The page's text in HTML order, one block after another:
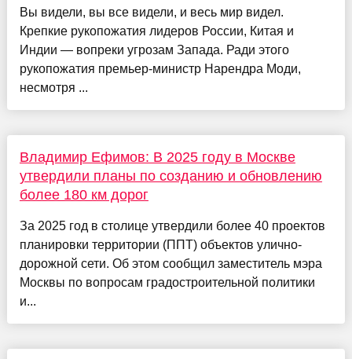
Вы видели, вы все видели, и весь мир видел.
Крепкие рукопожатия лидеров России, Китая и
Индии — вопреки угрозам Запада. Ради этого
рукопожатия премьер-министр Нарендра Моди,
несмотря ...
Владимир Ефимов: В 2025 году в Москве
утвердили планы по созданию и обновлению
более 180 км дорог
За 2025 год в столице утвердили более 40 проектов
планировки территории (ППТ) объектов улично-
дорожной сети. Об этом сообщил заместитель мэра
Москвы по вопросам градостроительной политики
и...